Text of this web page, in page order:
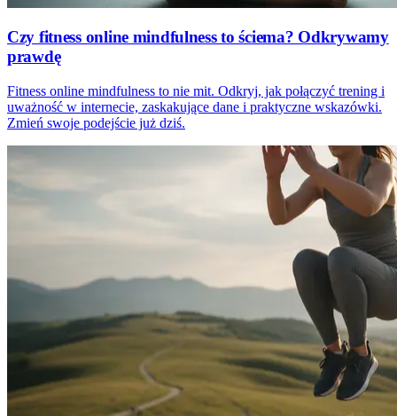
Czy fitness online mindfulness to ściema? Odkrywamy
prawdę
Fitness online mindfulness to nie mit. Odkryj, jak połączyć trening i
uważność w internecie, zaskakujące dane i praktyczne wskazówki.
Zmień swoje podejście już dziś.